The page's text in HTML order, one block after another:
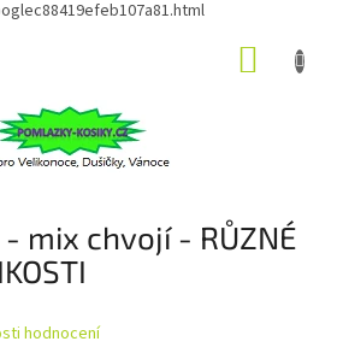
mix chvojí - RŮZNÉ
hodnocení